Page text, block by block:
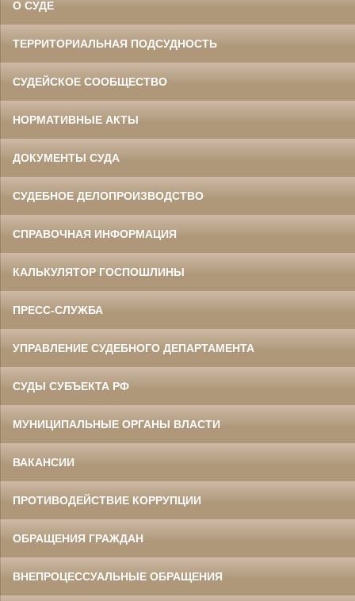
О СУДЕ
ТЕРРИТОРИАЛЬНАЯ ПОДСУДНОСТЬ
СУДЕЙСКОЕ СООБЩЕСТВО
НОРМАТИВНЫЕ АКТЫ
ДОКУМЕНТЫ СУДА
СУДЕБНОЕ ДЕЛОПРОИЗВОДСТВО
СПРАВОЧНАЯ ИНФОРМАЦИЯ
КАЛЬКУЛЯТОР ГОСПОШЛИНЫ
ПРЕСС-СЛУЖБА
УПРАВЛЕНИЕ СУДЕБНОГО ДЕПАРТАМЕНТА
СУДЫ СУБЪЕКТА РФ
МУНИЦИПАЛЬНЫЕ ОРГАНЫ ВЛАСТИ
ВАКАНСИИ
ПРОТИВОДЕЙСТВИЕ КОРРУПЦИИ
ОБРАЩЕНИЯ ГРАЖДАН
ВНЕПРОЦЕССУАЛЬНЫЕ ОБРАЩЕНИЯ